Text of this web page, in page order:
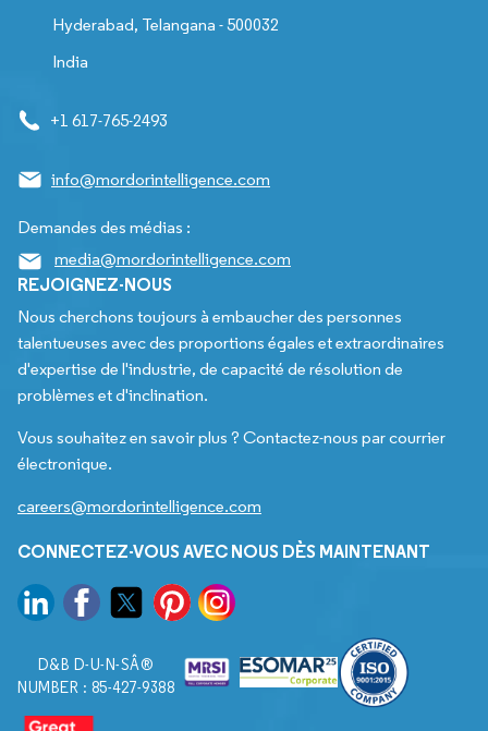
Hyderabad, Telangana - 500032
India
+1 617-765-2493
info@mordorintelligence.com
Demandes des médias :
media@mordorintelligence.com
REJOIGNEZ-NOUS
Nous cherchons toujours à embaucher des personnes
talentueuses avec des proportions égales et extraordinaires
d'expertise de l'industrie, de capacité de résolution de
problèmes et d'inclination.
Vous souhaitez en savoir plus ? Contactez-nous par courrier
électronique.
careers@mordorintelligence.com
CONNECTEZ-VOUS AVEC NOUS DÈS MAINTENANT
D&B D-U-N-SÂ®
NUMBER : 85-427-9388